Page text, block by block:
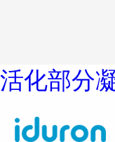
活化部分